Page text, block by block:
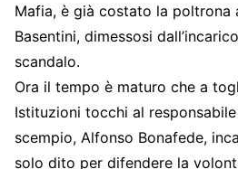
Mafia, è già costato la poltrona
Basentini, dimessosi
scandalo.
Ora il tempo è maturo che a
Istituzioni tocchi al
scempio, Alfonso Bonafede,
solo dito per difendere la